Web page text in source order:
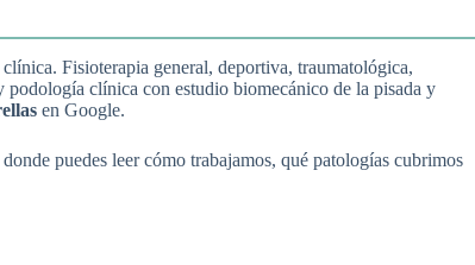
Fisioterapia general, deportiva, traumatológica,
clínica con estudio biomecánico de la pisada y
en Google.
puedes leer cómo trabajamos, qué patologías cubrimos